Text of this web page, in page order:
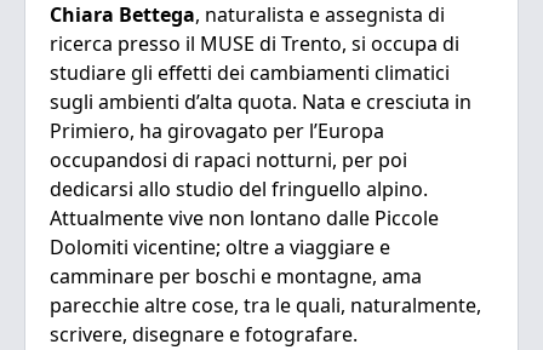
Chiara Bettega, naturalista e assegnista di
ricerca presso il MUSE di Trento, si occupa di
studiare gli effetti dei cambiamenti climatici
sugli ambienti d’alta quota. Nata e cresciuta in
Primiero, ha girovagato per l’Europa
occupandosi di rapaci notturni, per poi
dedicarsi allo studio del fringuello alpino.
Attualmente vive non lontano dalle Piccole
Dolomiti vicentine; oltre a viaggiare e
camminare per boschi e montagne, ama
parecchie altre cose, tra le quali, naturalmente,
scrivere, disegnare e fotografare.